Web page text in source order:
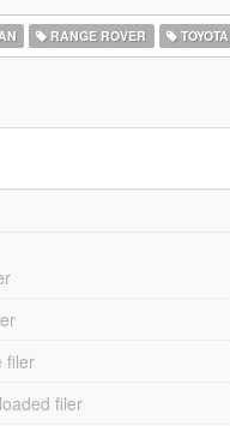
RANGE ROVER TOYOTA
filer
filer